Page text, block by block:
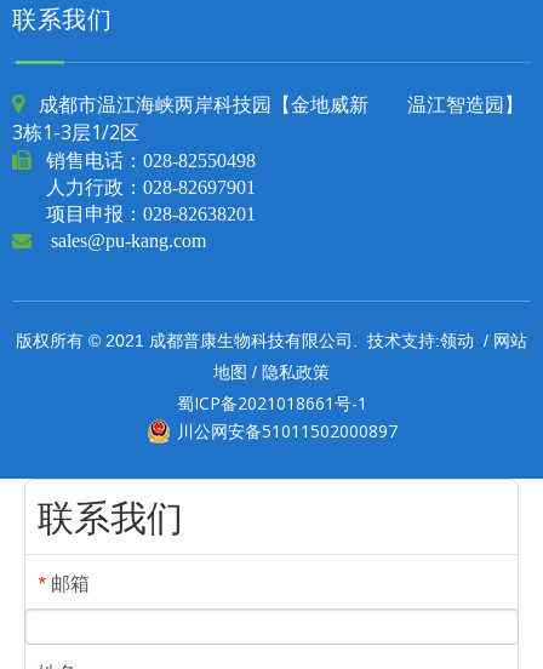
联系我们

成都市温江海峡两岸科技园【金地威新 温江智造园】
3栋1-3层1/2区
 销售电话： 028-82550498
人力行政：028-82697901
项目申报：028-82638201
 sales@pu-kang.com
版权所有 © 2021 成都普康生物科技有限公司. 技术支持:领动 / 网站
地图 / 隐私政策
蜀ICP备2021018661号-1
川公网安备51011502000897
联系我们
* 邮箱